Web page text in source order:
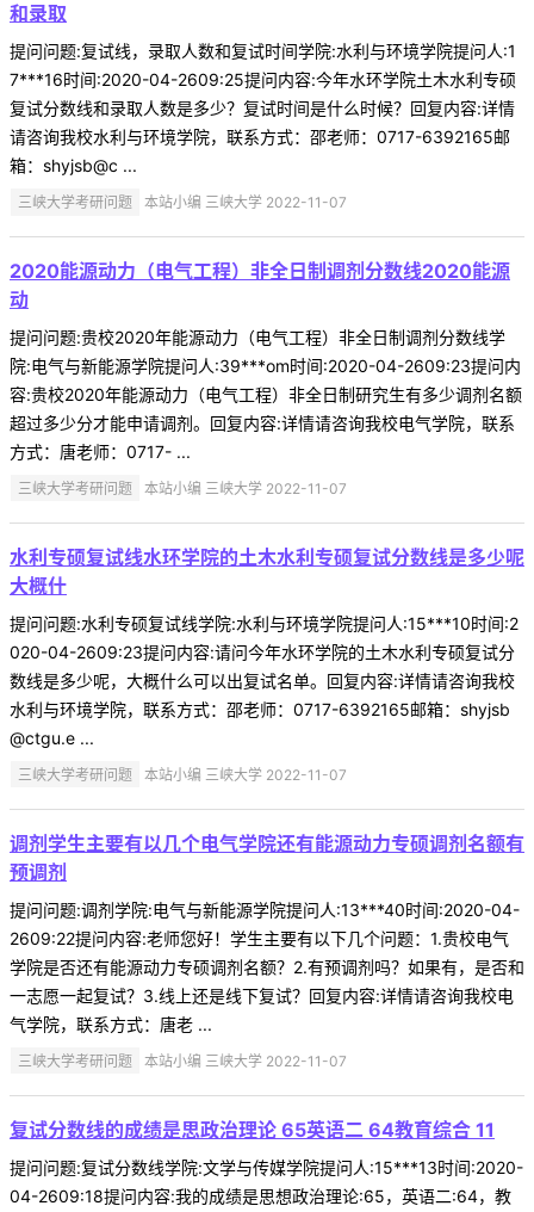
和录取
提问问题:复试线，录取人数和复试时间学院:水利与环境学院提问人:1
7***16时间:2020-04-2609:25提问内容:今年水环学院土木水利专硕
复试分数线和录取人数是多少？复试时间是什么时候？回复内容:详情
请咨询我校水利与环境学院，联系方式：邵老师：0717-6392165邮
箱：shyjsb@c ...
三峡大学考研问题 本站小编 三峡大学 2022-11-07
2020能源动力（电气工程）非全日制调剂分数线2020能源
动
提问问题:贵校2020年能源动力（电气工程）非全日制调剂分数线学
院:电气与新能源学院提问人:39***om时间:2020-04-2609:23提问内
容:贵校2020年能源动力（电气工程）非全日制研究生有多少调剂名额
超过多少分才能申请调剂。回复内容:详情请咨询我校电气学院，联系
方式：唐老师：0717- ...
三峡大学考研问题 本站小编 三峡大学 2022-11-07
水利专硕复试线水环学院的土木水利专硕复试分数线是多少呢
大概什
提问问题:水利专硕复试线学院:水利与环境学院提问人:15***10时间:2
020-04-2609:23提问内容:请问今年水环学院的土木水利专硕复试分
数线是多少呢，大概什么可以出复试名单。回复内容:详情请咨询我校
水利与环境学院，联系方式：邵老师：0717-6392165邮箱：shyjsb
@ctgu.e ...
三峡大学考研问题 本站小编 三峡大学 2022-11-07
调剂学生主要有以几个电气学院还有能源动力专硕调剂名额有
预调剂
提问问题:调剂学院:电气与新能源学院提问人:13***40时间:2020-04-
2609:22提问内容:老师您好！学生主要有以下几个问题：1.贵校电气
学院是否还有能源动力专硕调剂名额？2.有预调剂吗？如果有，是否和
一志愿一起复试？3.线上还是线下复试？回复内容:详情请咨询我校电
气学院，联系方式：唐老 ...
三峡大学考研问题 本站小编 三峡大学 2022-11-07
复试分数线的成绩是思政治理论 65英语二 64教育综合 11
提问问题:复试分数线学院:文学与传媒学院提问人:15***13时间:2020-
04-2609:18提问内容:我的成绩是思想政治理论:65，英语二:64，教